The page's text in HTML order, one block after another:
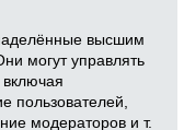
высшим
могут управлять
пользователей,
модераторов и т.